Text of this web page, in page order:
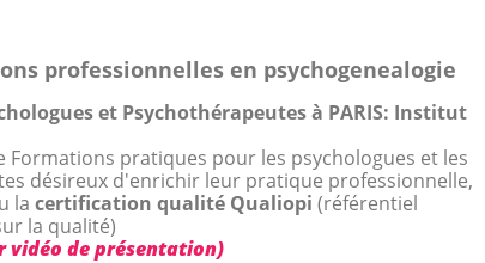
professionnelles en psychogenealogie
et Psychothérapeutesà PARIS: Institut
Formations pratiques pour les psychologues et les
désireux d'enrichir leur pratique professionnelle,
la certification qualité Qualiopi (référentiel
la qualité)
vidéo de présentation)